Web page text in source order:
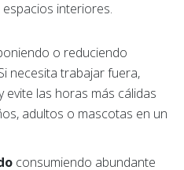
interiores.
o reduciendo
necesita trabajar fuera,
las horas más cálidas
adultos o mascotas en un
consumiendo abundante